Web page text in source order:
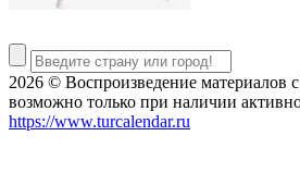
2026 © Воспроизведение материалов
возможно только при наличии
https://www.turcalendar.ru